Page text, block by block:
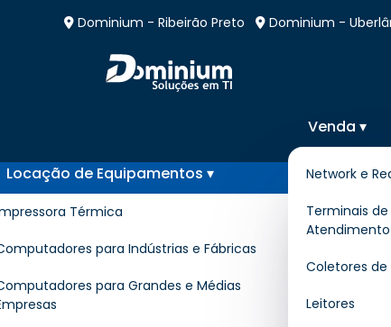
Dominium - Ribeirão Preto Dominium -
Locação de Equipamentos ▾
Térmica
para Indústrias e Fábricas
para Grandes e Médias
Venda ▾
Network e
Terminais
Atendimento
Coletores de
Leitores
Locação de Totem
Locação